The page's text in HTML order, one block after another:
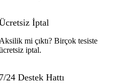
İptal
mi çıktı? Birçok tesiste
iptal.
24 Destek Hattı